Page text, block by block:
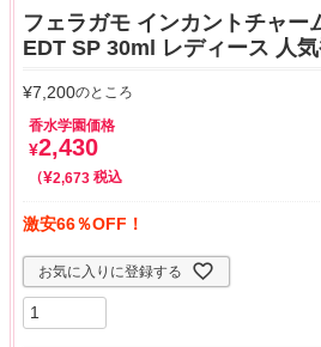
フェラガモ インカントチャー
EDT SP 30ml レディース 人
¥7,200のところ
香水学園価格
¥2,430
¥2,673 税込
激安66％OFF！
お気に入りに登録する